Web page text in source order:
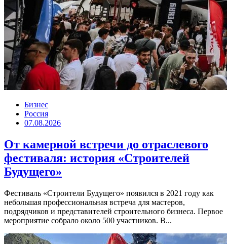
Бизнес
Россия
07.08.2026
От камерной встречи до отраслевого
фестиваля: история «Строителей
Будущего»
Фестиваль «Строители Будущего» появился в 2021 году как
небольшая профессиональная встреча для мастеров,
подрядчиков и представителей строительного бизнеса. Первое
мероприятие собрало около 500 участников. В...